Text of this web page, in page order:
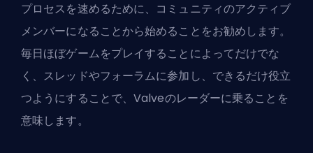
プロセスを速めるために、コミュニティのアクティブ
メンバーになることから始めることをお勧めします。
毎日ほぼゲームをプレイすることによってだけでな
く、スレッドやフォーラムに参加し、できるだけ役立
つようにすることで、Valveのレーダーに乗ることを
意味します。